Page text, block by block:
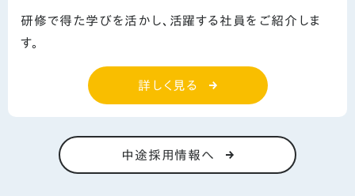
研修で得た学びを活かし、活躍する社員をご紹介しま
す。
詳しく見る
中途採用情報へ